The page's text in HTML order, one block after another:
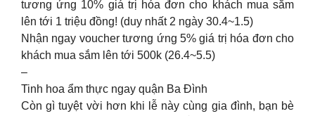
tương ứng 10% giá trị hóa đơn cho khách mua sắm
lên tới 1 triệu đồng! (duy nhất 2 ngày 30.4~1.5)
Nhận ngay voucher tương ứng 5% giá trị hóa đơn cho
khách mua sắm lên tới 500k (26.4~5.5)
–
Tinh hoa ẩm thực ngay quận Ba Đình
Còn gì tuyệt vời hơn khi lễ này cùng gia đình, bạn bè